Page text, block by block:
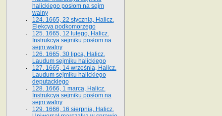
halickiego posłom na sejm
walny
124. 1665, 22 stycznia, Halicz.
Elekcya podkomorzego
125. 1665, 12 lutego, Halicz.
Instrukcya sejmiku posłom na
sejm walny
126. 1665, 30 lipca, Halicz.
Laudum sejmiku halickiego
127. 1665, 14 września, Halicz.
Laudum sejmiku halickiego
deputackiego
128. 1666, 1 marca, Halicz.
Instrukcya sejmiku posłom na
sejm walny
129. 1666, 16 sierpnia, Halicz.